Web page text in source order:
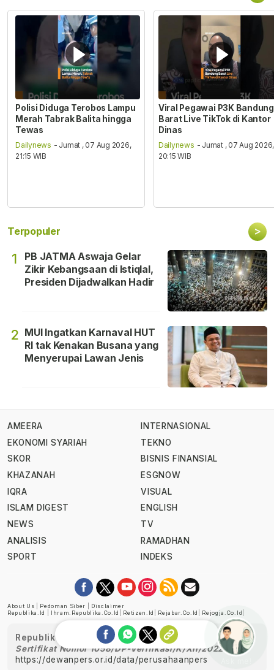
Polisi Diduga Terobos Lampu
Merah Tabrak Balita hingga
Tewas
Dailynews - Jumat , 07 Aug 2026,
21:15 WIB
Viral Pegawai P3K Bandung
Barat Live TikTok di Kantor
Dinas
Dailynews - Jumat , 07 Aug 2026,
20:15 WIB
Terpopuler >
1
PB JATMA Aswaja Gelar
Zikir Kebangsaan di Istiqlal,
Presiden Dijadwalkan Hadir
2 MUI Ingatkan Karnaval HUT
RI tak Kenakan Busana yang
Menyerupai Lawan Jenis
AMEERA
EKONOMI SYARIAH
SKOR
KHAZANAH
IQRA
ISLAM DIGEST
NEWS
ANALISIS
SPORT
INTERNASIONAL
TEKNO
BISNIS FINANSIAL
ESGNOW
VISUAL
ENGLISH
TV
RAMADHAN
INDEKS
About Us Pedoman Siber
Disclaimer
Republika.id
Ihram.republika.co.id Retizen.id Rejabar.co.id Rejogja.co.id
Republika telah diverifikasi oleh Dewan Pers
Sertifikat Nomor 1058/DP-Verifikasi/K/XII/2022
https://dewanpers.or.id/data/perusahaanpers